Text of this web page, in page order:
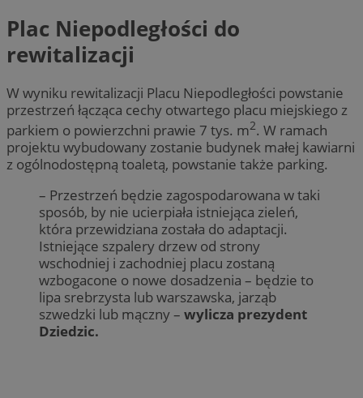
Plac Niepodległości do
rewitalizacji
W wyniku rewitalizacji Placu Niepodległości powstanie
przestrzeń łącząca cechy otwartego placu miejskiego z
parkiem o powierzchni prawie 7 tys. m2. W ramach
projektu wybudowany zostanie budynek małej kawiarni
z ogólnodostępną toaletą, powstanie także parking.
– Przestrzeń będzie zagospodarowana w taki
sposób, by nie ucierpiała istniejąca zieleń,
która przewidziana została do adaptacji.
Istniejące szpalery drzew od strony
wschodniej i zachodniej placu zostaną
wzbogacone o nowe dosadzenia – będzie to
lipa srebrzysta lub warszawska, jarząb
szwedzki lub mączny – wylicza prezydent
Dziedzic.